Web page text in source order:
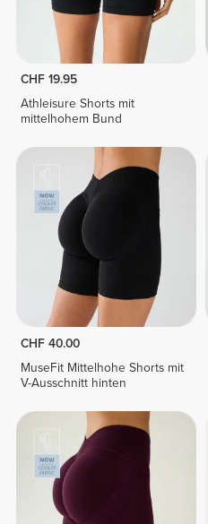
CHF 19.95
Athleisure Shorts mit
mittelhohem Bund
CHF 40.00
MuseFit Mittelhohe Shorts mit
V-Ausschnitt hinten